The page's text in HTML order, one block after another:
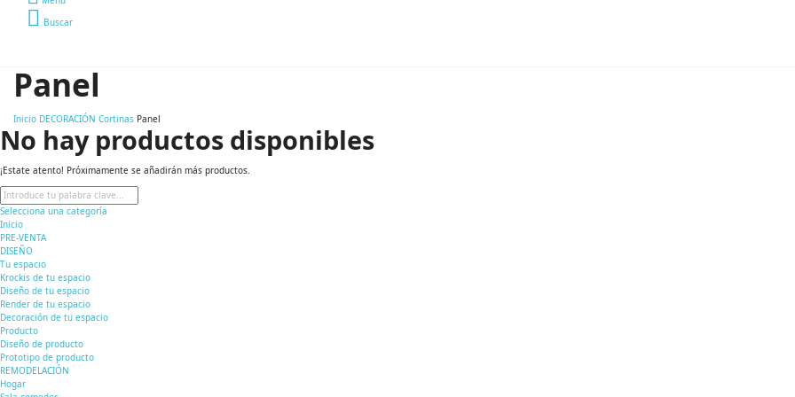
Buscar
Panel
Inicio DECORACIÓN Cortinas Panel
No hay productos disponibles
¡Estate atento! Próximamente se añadirán más productos.
Selecciona una categoría
Inicio
PRE-VENTA
DISEÑO
Tu espacio
Krockis de tu espacio
Diseño de tu espacio
Render de tu espacio
Decoración de tu espacio
Producto
Diseño de producto
Prototipo de producto
REMODELACIÓN
Hogar